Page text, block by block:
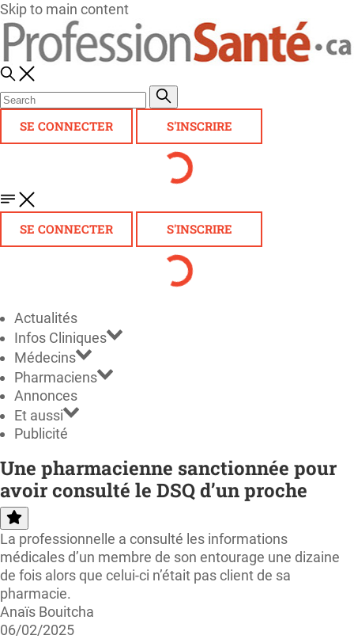
Skip to main content
SE CONNECTER S'INSCRIRE
SE CONNECTER S'INSCRIRE
Actualités
Infos Cliniques
Médecins
Pharmaciens
Annonces
Et aussi
Publicité
Une pharmacienne sanctionnée pour
avoir consulté le DSQ d’un proche
La professionnelle a consulté les informations
médicales d’un membre de son entourage une dizaine
de fois alors que celui-ci n’était pas client de sa
pharmacie.
Anaïs Bouitcha
06/02/2025